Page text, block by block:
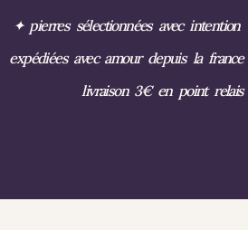
✦ pierres sélectionnées avec intention
expédiées avec amour depuis la france
livraison 3€ en point relais